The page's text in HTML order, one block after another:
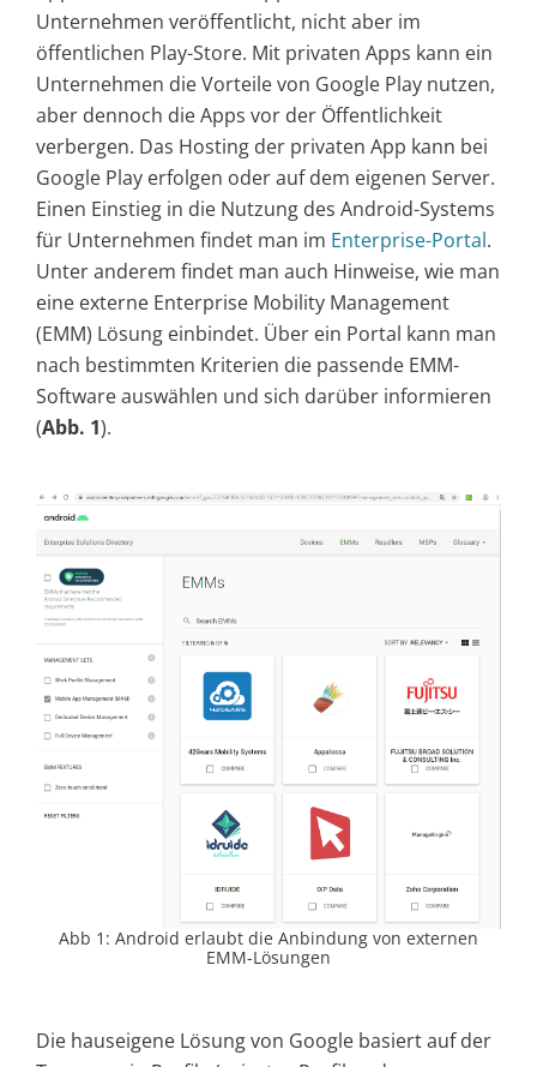
Unternehmen veröffentlicht, nicht aber im
öffentlichen Play-Store. Mit privaten Apps kann ein
Unternehmen die Vorteile von Google Play nutzen,
aber dennoch die Apps vor der Öffentlichkeit
verbergen. Das Hosting der privaten App kann bei
Google Play erfolgen oder auf dem eigenen Server.
Einen Einstieg in die Nutzung des Android-Systems
für Unternehmen findet man im Enterprise-Portal.
Unter anderem findet man auch Hinweise, wie man
eine externe Enterprise Mobility Management
(EMM) Lösung einbindet. Über ein Portal kann man
nach bestimmten Kriterien die passende EMM-
Software auswählen und sich darüber informieren
(Abb. 1).
Abb 1: Android erlaubt die Anbindung von externen
EMM-Lösungen
Die hauseigene Lösung von Google basiert auf der